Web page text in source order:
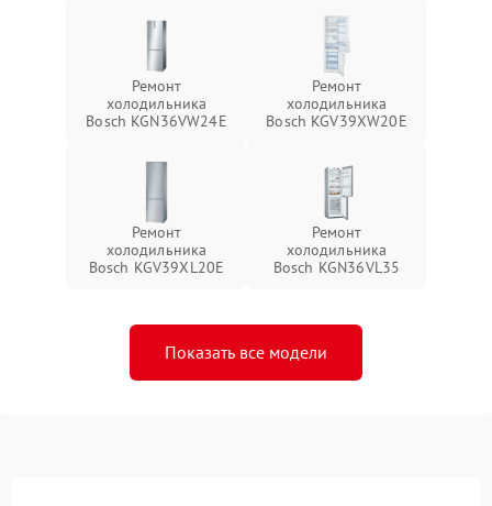
Ремонт
холодильника
Bosch KGN36VW24E
Ремонт
холодильника
Bosch KGV39XW20E
Ремонт
холодильника
Bosch KGV39XL20E
Ремонт
холодильника
Bosch KGN36VL35
Показать все модели